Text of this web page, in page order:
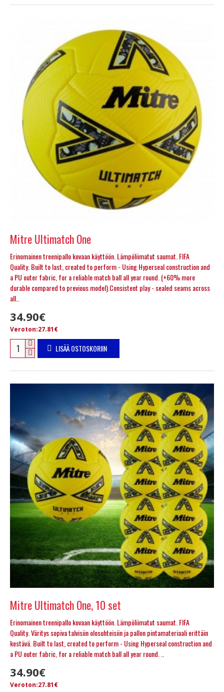
Mitre Ultimatch One
Erinomainen treenipallo kovaan käyttöön. Lämpöliimatut saumat. FIFA
Quality. Built to last, created to perform - Using Hyperseal construction and
a PU outer fabric, for a reliable match ball all year round. (+60% more
durable compared to previous model).Consistent play - sealed seams across
all..
34.90€
Veroton:27.81€
LISÄÄ OSTOSKORIIN
Mitre Ultimatch One, 10 set
Erinomainen treenipallo kovaan käyttöön. Lämpöliimatut saumat. FIFA
Quality. Väritys sopiva talvisiin olosuhteisiin ja pallon pintamateriaali erittäin
kestävä. Built to last, created to perform - Using Hyperseal construction and
a PU outer fabric, for a reliable match ball all year round. ..
34.90€
Veroton:27.81€